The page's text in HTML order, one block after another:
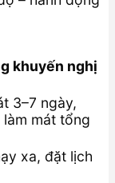
khuyến nghị
3–7 ngày,
mát tổng
xa, đặt lịch